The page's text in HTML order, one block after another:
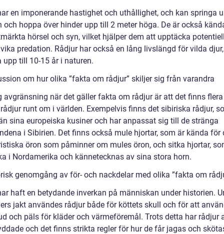
en imponerande hastighet och uthållighet, och kan springa
och hoppa över hinder upp till 2 meter höga. De är också
hörsel och syn, vilket hjälper dem att upptäcka
predation. Rådjur har också en lång livslängd för vilda
upp till 10-15 år i naturen.
om hur olika ”fakta om rådjur” skiljer sig från varandra
avgränsning när det gäller fakta om rådjur är att det finns
runt om i världen. Exempelvis finns det sibiriska rådjur,
sina europeiska kusiner och har anpassat sig till de stränga
i Sibirien. Det finns också mule hjortar, som är kända för
öron som påminner om mules öron, och sitka hjortar,
i Nordamerika och kännetecknas av sina stora horn.
genomgång av för- och nackdelar med olika ”fakta om
haft en betydande inverkan på människan under historien.
jakt användes rådjur både för köttets skull och för att
och päls för kläder och värmeföremål. Trots detta har rådjur
och det finns strikta regler för hur de får jagas och